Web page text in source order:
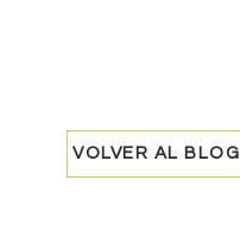
VOLVER AL BLOG